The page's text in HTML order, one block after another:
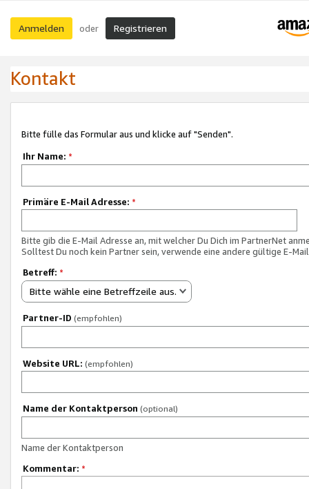
Anmelden oder Registrieren
Kontakt
Bitte fülle das Formular aus und klicke auf "Senden".
Ihr Name: *
Primäre E-Mail Adresse: *
Bitte gib die E-Mail Adresse an, mit welcher Du Dich im PartnerNet
Solltest Du noch kein Partner sein, verwende eine andere gültige E-
Betreff: *
Bitte wähle eine Betreffzeile aus.
Partner-ID (empfohlen)
Website URL: (empfohlen)
Name der Kontaktperson (optional)
Name der Kontaktperson
Kommentar: *